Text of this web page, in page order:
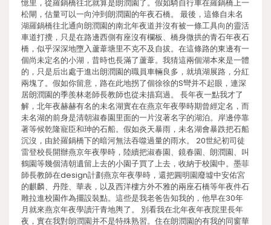
憶里，從羅鍋橋往北就算是朗潤園了。假如騎自行車在羅鍋橋上一
松閘，估量可以一向沖到朗潤園的年夜石橋。 最後，這條自未名
湖羅鍋橋往北通向朗潤園的南北年夜道并沒有被一條工具向的靈活
車道打攪，只是在路邊西側有座沒有欄板、橋身微拱的青石年夜石
橋，似乎深深地墮入蘆葦塘里不克不及自拔。在這條路的東邊有一
個尚未定名的小湖，昔時也長滿了蘆葦。我猜這兩個湖本來是一體
的，只是后出處于進出朗潤園的職員車輛良多，就填湖展路，分紅
兩塊了。假如你留意，路在此地拐了個徐徐的S彎并不起眼，連深
居朗潤園的季羨林老師長教師也從未描寫過。 長年夜一點我才了
解，北年夜赫赫有名的未名湖實在在燕京年夜學時期曾經定名，而
未名湖的前身是清朝淑春園里面的一片沒著名字的湖泊。岸邊停靠
著等候乾隆寵臣和珅的石船。假如炎天暴雨，未名湖會暴跌把石船
沉沒，由於羅鍋橋下的暗河無法吞噬過量的雨水。 20世紀初司徒
雷登校長開辦燕京年夜學時，陸續把淑春園、鏡春園、朗潤園、叫
鶴園等幾個清朝遺留上去的小園子買了上去，收納于校園中。墨菲
師長教師在design計劃燕京年夜學時，還把圓明園廢墟中安佑宮
的麒麟、丹陛、華表，以及西洋樓方外不雅的兩座石橋等年夜件石
雕拉進校園作為擺設裝點。這些是我老爸告知我的，他早在30年
月就來燕京年夜學讀汗青地輿了。 別看我在北年夜年夜院里長年
夜，實在我對朗潤園并不是特殊熟習。住在朗潤園的有我的同窗華